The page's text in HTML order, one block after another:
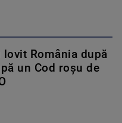
România după
un Cod roşu de